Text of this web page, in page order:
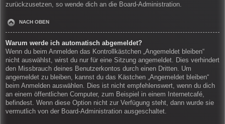
zurückzusetzen, so wende dich an die Board-Administration.
NACH OBEN
Warum werde ich automatisch abgemeldet?
Wenn du beim Anmelden das Kontrollkästchen „Angemeldet bleiben“
nicht auswählst, wirst du nur für eine Sitzung angemeldet. Dies verhindert
den Missbrauch deines Benutzerkontos durch einen Dritten. Um
angemeldet zu bleiben, kannst du das Kästchen „Angemeldet bleiben“
beim Anmelden auswählen. Dies ist nicht empfehlenswert, wenn du dich
an einem öffentlichen Computer, zum Beispiel in einem Internetcafé,
befindest. Wenn diese Option nicht zur Verfügung steht, dann wurde sie
vermutlich von der Board-Administration ausgeschaltet.